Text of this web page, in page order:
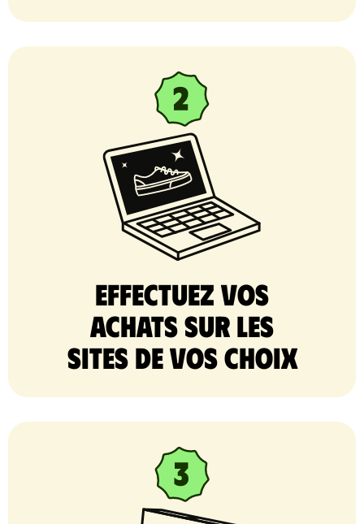
Effectuez vos
achats sur les
sites de vos choix